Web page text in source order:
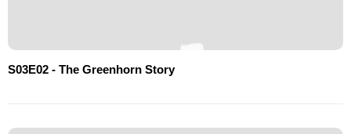
S03E02 - The Greenhorn Story